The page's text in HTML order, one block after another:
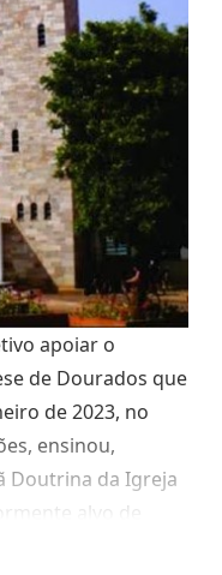
apoiar o
de Dourados que
de 2023, no
ensinou,
Doutrina da Igreja
alvo de
pública, na